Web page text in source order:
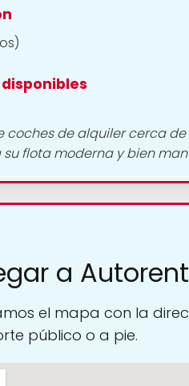
coches de alquiler cerca de
flota moderna y bien
a
el mapa con la
público o a pie.